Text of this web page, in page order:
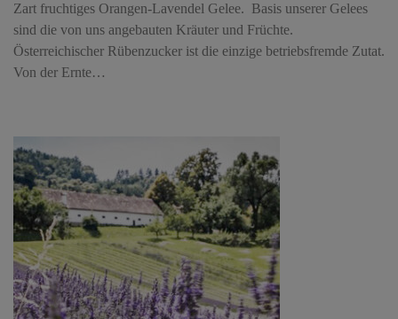
Zart fruchtiges Orangen-Lavendel Gelee. Basis unserer Gelees
sind die von uns angebauten Kräuter und Früchte.
Österreichischer Rübenzucker ist die einzige betriebsfremde Zutat.
Von der Ernte…